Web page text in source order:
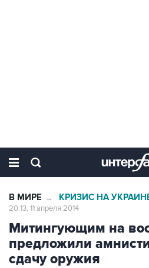
В МИРЕ → КРИЗИС НА
20:13, 11 апреля 2014
Митингующим на
предложили
сдачу оружия